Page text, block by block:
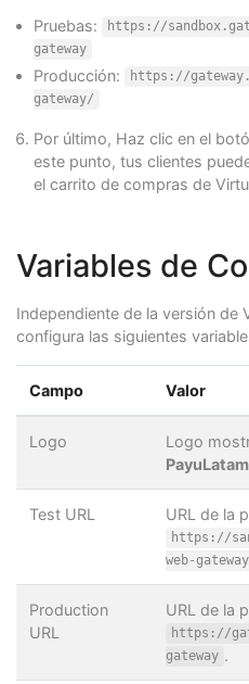
Pruebas:
https://
gateway
Producción:
https://
gateway/
Por último, Haz clic en el
este punto, tus clientes
el carrito de compras de
Variables de
Independiente de la versión de
configura las siguientes
Campo Valor
Logo
Logo
PayuLatam
Test URL URL de la
https://
web-gateway
Production
URL
URL de la
https://
gateway .